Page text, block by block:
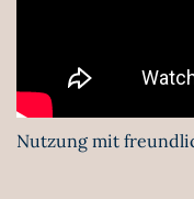
Nutzung mit